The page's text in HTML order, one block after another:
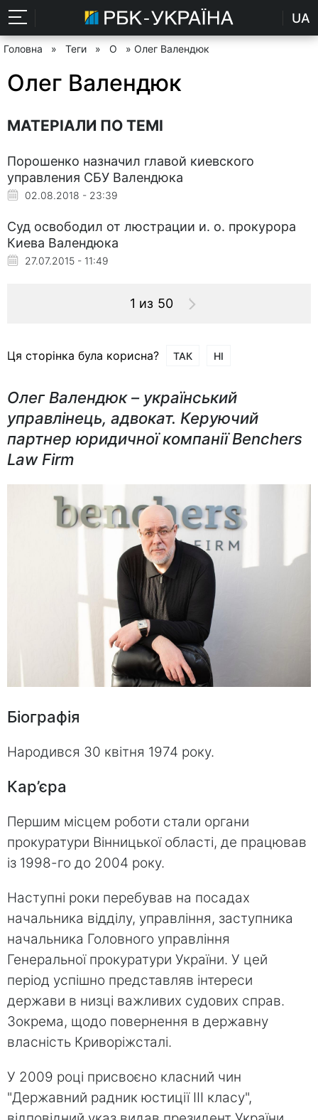
UA
Головна » Теги » О » Олег Валендюк
Олег Валендюк
МАТЕРІАЛИ ПО ТЕМІ
Порошенко назначил главой киевского
управления СБУ Валендюка
02.08.2018 - 23:39
Суд освободил от люстрации и. о. прокурора
Киева Валендюка
27.07.2015 - 11:49
1 из 50
Ця сторінка була корисна? ТАК НІ
Олег Валендюк – український
управлінець, адвокат. Керуючий
партнер юридичної компанії Benchers
Law Firm
Біографія
Народився 30 квітня 1974 року.
Кар’єра
Першим місцем роботи стали органи
прокуратури Вінницької області, де працював
із 1998-го до 2004 року.
Наступні роки перебував на посадах
начальника відділу, управління, заступника
начальника Головного управління
Генеральної прокуратури України. У цей
період успішно представляв інтереси
держави в низці важливих судових справ.
Зокрема, щодо повернення в державну
власність Криворіжсталі.
У 2009 році присвоєно класний чин
"Державний радник юстиції ІІІ класу",